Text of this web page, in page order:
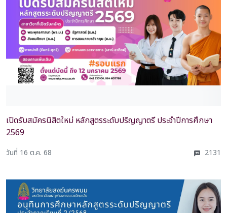
เปิดรับสมัครนิสิตใหม่ หลักสูตรระดับปริญญาตรี ประจำปีการศึกษา
2569
วันที่ 16 ต.ค. 68 2131